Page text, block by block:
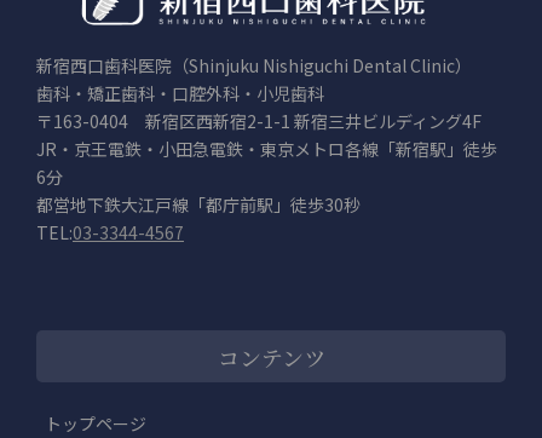
新宿西口歯科医院（Shinjuku Nishiguchi Dental Clinic）
歯科・矯正歯科・口腔外科・小児歯科
〒163-0404 新宿区西新宿2-1-1 新宿三井ビルディング4F
JR・京王電鉄・小田急電鉄・東京メトロ各線「新宿駅」徒歩
6分
都営地下鉄大江戸線「都庁前駅」徒歩30秒
TEL:03-3344-4567
コンテンツ
トップページ